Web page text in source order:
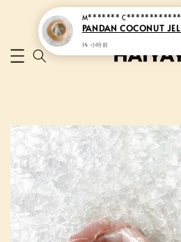
M******* C************
14 小時前